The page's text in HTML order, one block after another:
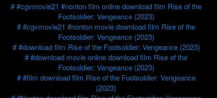
#cgvmovie21 #nonton film online download film Rise of the
Footsoldier: Vengeance (2023)
#cgvmovie21 #nonton movie download film Rise of the
Footsoldier: Vengeance (2023)
#download film Rise of the Footsoldier: Vengeance (2023)
#download movie online download film Rise of the
Footsoldier: Vengeance (2023)
#film download film Rise of the Footsoldier: Vengeance
(2023)